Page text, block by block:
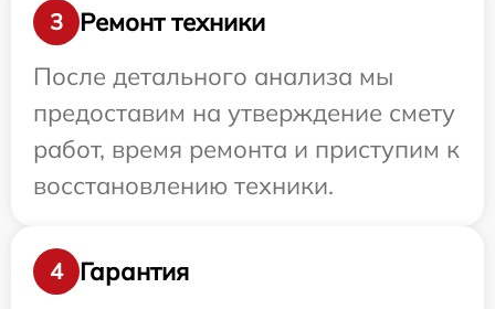
3
Ремонт техники
После детального анализа мы
предоставим на утверждение смету
работ, время ремонта и приступим к
восстановлению техники.
4
Гарантия